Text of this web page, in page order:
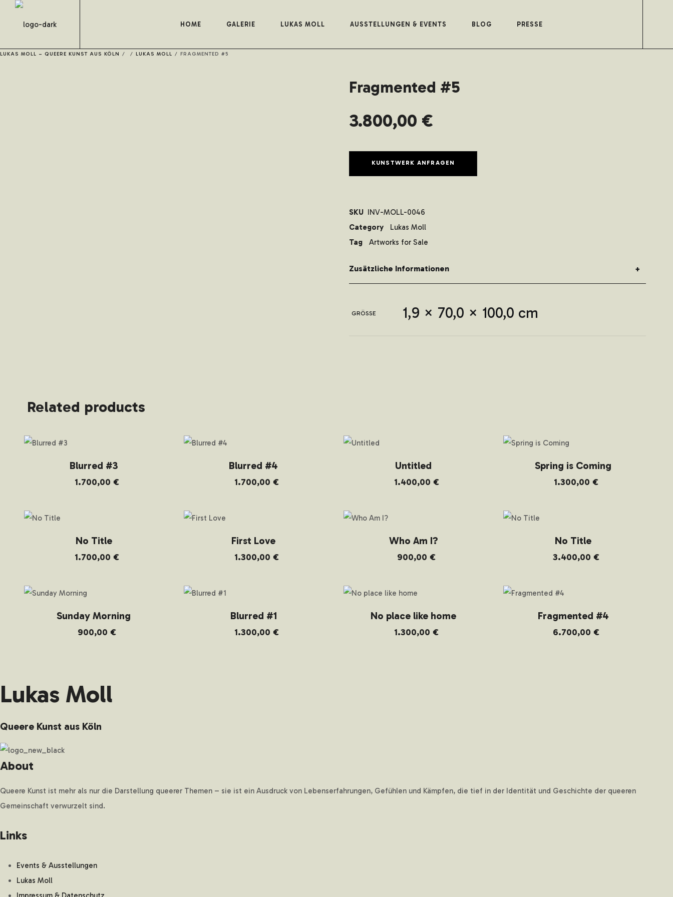
HOME GALERIE LUKAS MOLL AUSSTELLUNGEN & EVENTS BLOG PRESSE
LUKAS MOLL – QUEERE KUNST AUS KÖLN / / LUKAS MOLL / FRAGMENTED #5
Fragmented #5
3.800,00 €
KUNSTWERK ANFRAGEN
SKU INV-MOLL-0046
Category
Lukas Moll
Tag
Artworks for Sale
Zusätzliche Informationen
GRÖSSE 1,9 × 70,0 × 100,0 cm
Related products
Blurred #3
1.700,00 €
Blurred #4
1.700,00 €
Untitled
1.400,00 €
Spring is Coming
1.300,00 €
No Title
1.700,00 €
First Love
1.300,00 €
Who Am I?
900,00 €
No Title
3.400,00 €
Sunday Morning
900,00 €
Blurred #1
1.300,00 €
No place like home
1.300,00 €
Fragmented #4
6.700,00 €
Lukas Moll
Queere Kunst aus Köln
About
Queere Kunst ist mehr als nur die Darstellung queerer Themen – sie ist ein Ausdruck von Lebenserfahrungen, Gefühlen und Kämpfen, die tief in der Identität und Geschichte der queeren
Gemeinschaft verwurzelt sind.
Links
Events & Ausstellungen
Lukas Moll